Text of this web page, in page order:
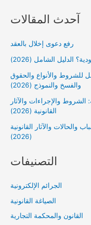
آحدث المقالات
رفع دعوى إخلال بالعقد
الشامل (2026)
للشروط والأنواع والحقوق
والفسخ والنموذج (2026)
الشروط والإجراءات والآثار
القانونية (2026)
والحالات والآثار القانونية
(2026)
التصنيفات
الجرائم الإلكترونية
الصياغة القانونية
القانون والمحكمة التجارية